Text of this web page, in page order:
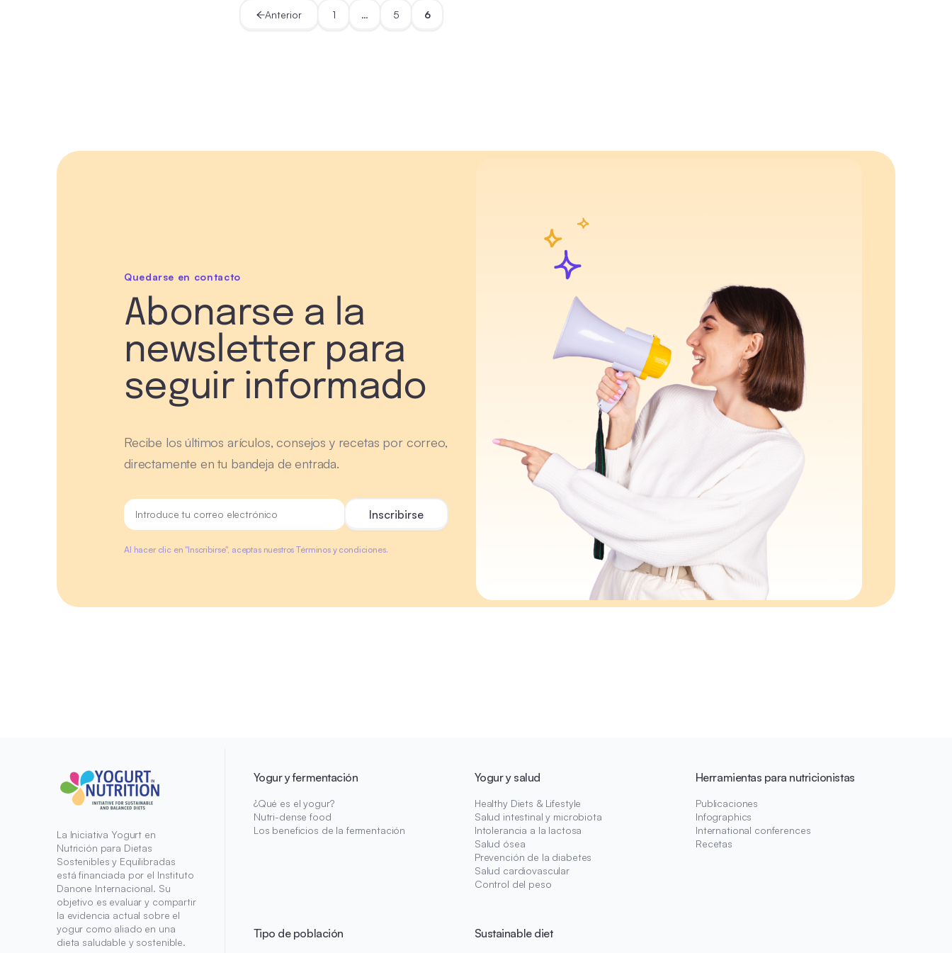
Anterior 1 … 5 6
Quedarse en contacto
Abonarse a la
newsletter para
seguir informado
Recibe los últimos arículos, consejos y recetas por correo,
directamente en tu bandeja de entrada.
Al hacer clic en "Inscribirse", aceptas nuestros Términos y condiciones.
Yogur y fermentación
¿Qué es el yogur?
Nutri-dense food
Los beneficios de la fermentación
Yogur y salud
Healthy Diets & Lifestyle
Salud intestinal y microbiota
Intolerancia a la lactosa
Salud ósea
Prevención de la diabetes
Salud cardiovascular
Control del peso
Herramientas para nutricionistas
Publicaciones
Infographics
International conferences
Recetas
Tipo de población Sustainable diet
La Iniciativa Yogurt en
Nutrición para Dietas
Sostenibles y Equilibradas
está financiada por el Instituto
Danone Internacional. Su
objetivo es evaluar y compartir
la evidencia actual sobre el
yogur como aliado en una
dieta saludable y sostenible.